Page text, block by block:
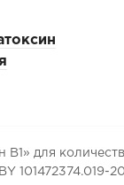
для
101472374.019-